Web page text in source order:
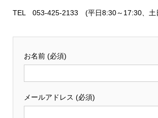
TEL 053-425-2133 (平日8:30～17:30、土
お名前 (必須)
メールアドレス (必須)